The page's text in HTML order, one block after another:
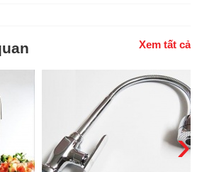
Xem tất cả
›